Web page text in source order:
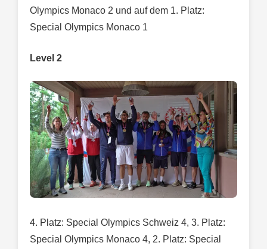
Olympics Monaco 2 und auf dem 1. Platz:
Special Olympics Monaco 1
Level 2
4. Platz: Special Olympics Schweiz 4, 3. Platz:
Special Olympics Monaco 4, 2. Platz: Special